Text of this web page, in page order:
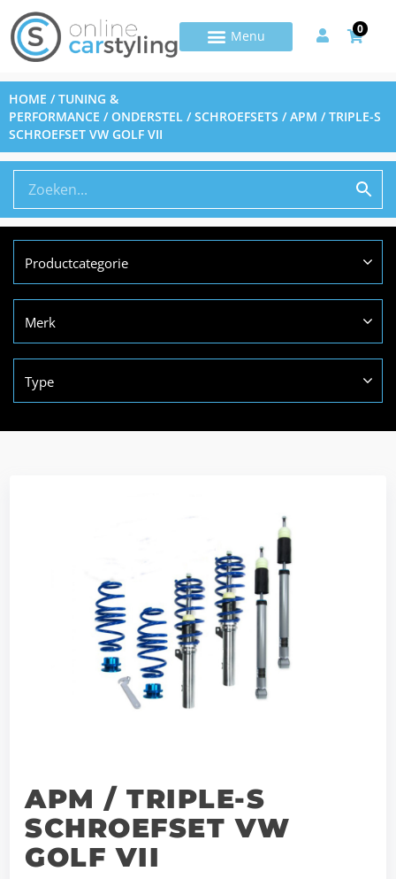
0
HOME /TUNING &
PERFORMANCE /ONDERSTEL /SCHROEFSETS / APM / TRIPLE-S
SCHROEFSET VW GOLF VII
Productcategorie
Merk
Type
APM / TRIPLE-S
SCHROEFSET VW
GOLF VII